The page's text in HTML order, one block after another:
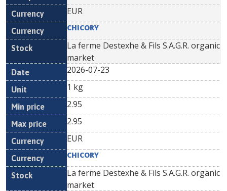
EUR
CHICORY
La ferme Destexhe & Fils S.A.G.R. organic
market
2026-07-23
1 kg
2.95
2.95
EUR
CHICORY
La ferme Destexhe & Fils S.A.G.R. organic
market